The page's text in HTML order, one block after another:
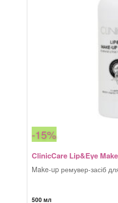
-15%
ClinicCare Lip&Eye
Make-up ремувер-засіб
500 мл